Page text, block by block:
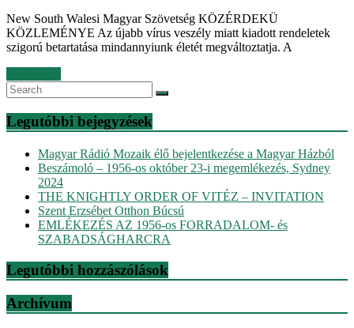
New South Walesi Magyar Szövetség KÖZÉRDEKÜ
KÖZLEMÉNYE Az újabb vírus veszély miatt kiadott rendeletek
szigorú betartatása mindannyiunk életét megváltoztatja. A
Legutóbbi bejegyzések
Magyar Rádió Mozaik élő bejelentkezése a Magyar Házból
Beszámoló – 1956-os október 23-i megemlékezés, Sydney
2024
THE KNIGHTLY ORDER OF VITÉZ – INVITATION
Szent Erzsébet Otthon Búcsú
EMLÉKEZÉS AZ 1956-os FORRADALOM- és
SZABADSÁGHARCRA
Legutóbbi hozzászólások
Archívum